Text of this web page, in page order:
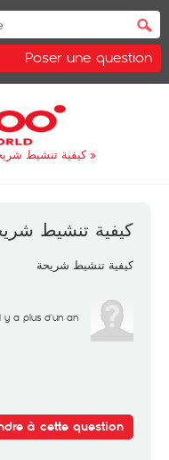
Poser une question
كيفية تنشيط»
كيفية تنشيط
كيفية تنشيط شريحة
y a plus d'un an
à cette question